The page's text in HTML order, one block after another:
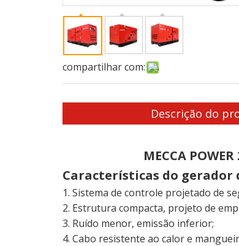
compartilhar com:
Descrição do
MECCA
Características do gerador
1. Sistema de controle projetado de
2. Estrutura compacta, projeto de
3. Ruído menor, emissão inferior;
4. Cabo resistente ao calor e